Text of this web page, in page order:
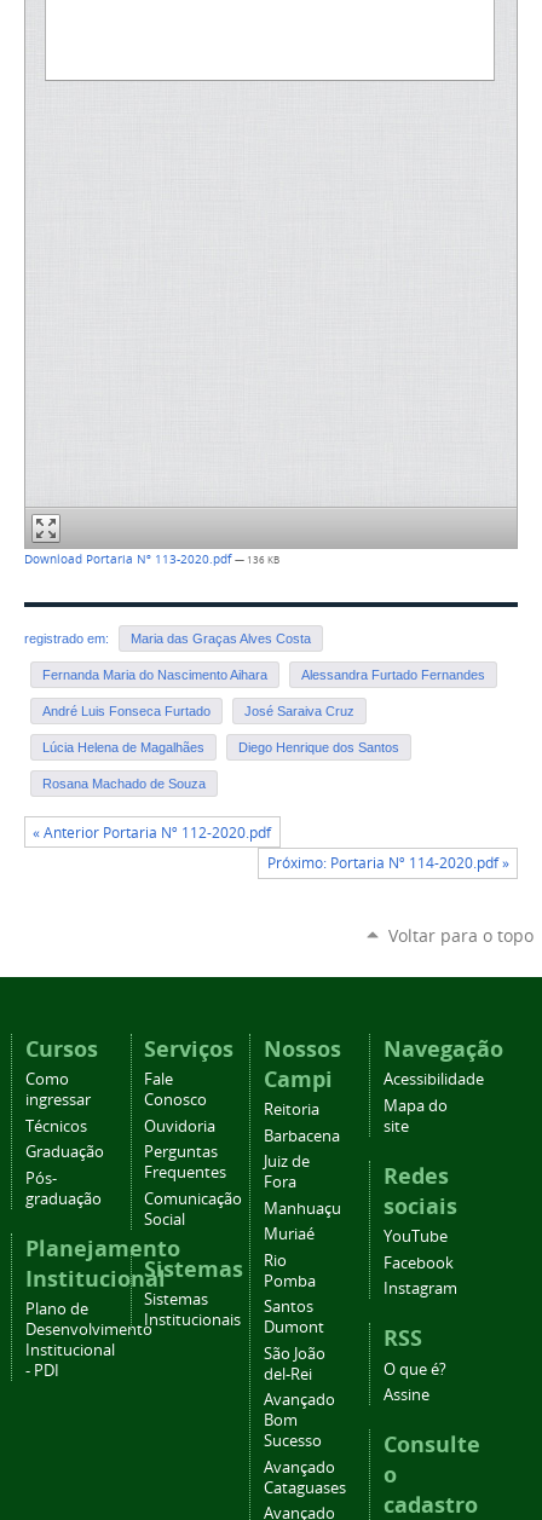
Download Portaria Nº 113-2020.pdf— 136 KB
registrado em: Maria das Graças Alves Costa
Fernanda Maria do Nascimento Aihara Alessandra Furtado Fernandes
André Luis Fonseca Furtado José Saraiva Cruz
Lúcia Helena de Magalhães Diego Henrique dos Santos
Rosana Machado de Souza
« Anterior Portaria Nº 112-2020.pdf
Próximo: Portaria Nº 114-2020.pdf »
Voltar para o topo
Cursos
Como
ingressar
Técnicos
Graduação
Pós-
graduação
Planejamento
Institucional
Plano de
Desenvolvimento
Institucional
- PDI
Serviços
Fale
Conosco
Ouvidoria
Perguntas
Frequentes
Comunicação
Social
Sistemas
Sistemas
Institucionais
Nossos
Campi
Reitoria
Barbacena
Juiz de
Fora
Manhuaçu
Muriaé
Rio
Pomba
Santos
Dumont
São João
del-Rei
Avançado
Bom
Sucesso
Avançado
Cataguases
Avançado
Navegação
Acessibilidade
Mapa do
site
Redes
sociais
YouTube
Facebook
Instagram
RSS
O que é?
Assine
Consulte
o
cadastro